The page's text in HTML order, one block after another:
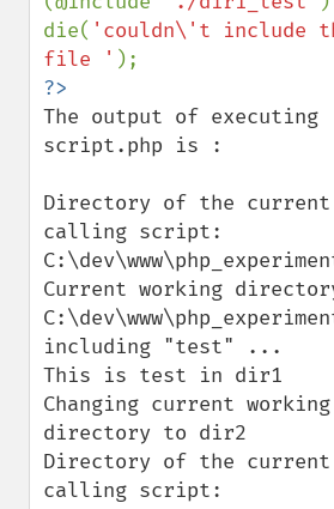
die( 'couldn\'t include
file '
The output of executing
script.php is :
Directory of the current
calling script:
Current working
including "test" ...
This is test in dir1
Changing current working
directory to dir2
Directory of the current
calling script: